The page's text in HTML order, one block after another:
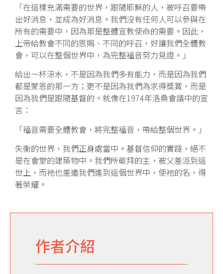
「在這樣充滿需要的世界，跟隨耶穌的人，被呼召要帶
出好消息，並成為好消息。我們沒有任何人可以參與在
所有的需要中，因為那是整體宣教使命的需要。因此，
上帝給教會不同的恩賜、不同的呼召，好讓我們全體教
會，可以在整個世界中，為完整福音努力見證。」
給出一杯涼水，不是因為我們多有能力，而是因為我們
都是蒙恩的那一方；更不是因為我們為求得獎賞，而是
因為我們是跟隨基督的。就像在1974年洛桑會議中的宣
言：
「福音需要全體教會，將完整福音，帶給整個世界。」
失衡的世界，我們正身處當中。基督信仰的實踐，絕不
是在會堂的建築物中。我們所敬拜的主，被父差派到這
世上，而祂也差遣我們進到這個世界中，使祂的名，得
著榮耀。
作者介紹